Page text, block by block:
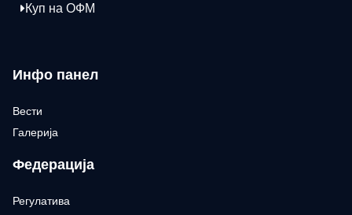
Куп на ОФМ
Инфо панел
Вести
Галерија
Федерација
Регулатива